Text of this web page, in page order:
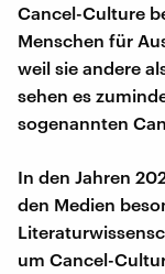
Cancel-Culture
Menschen für
weil sie andere
sehen es
sogenannten
In den Jahren
den Medien
um Cancel-